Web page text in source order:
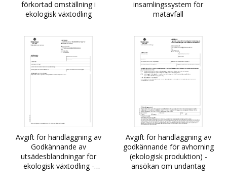
förkortad omställning i
ekologisk växtodling
insamlingssystem för
matavfall
Avgift för handläggning av
Godkännande av
utsädesblandningar för
ekologisk växtodling -
Avgift för handläggning av
godkännande för avhorning
(ekologisk produktion) -
ansökan om undantag